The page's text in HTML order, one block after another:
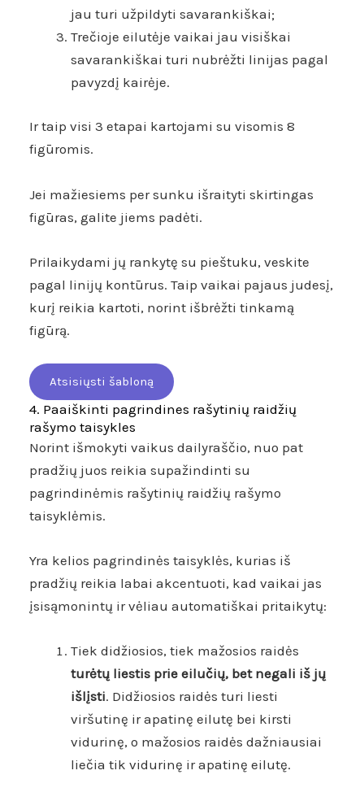
jau turi užpildyti savarankiškai;
Trečioje eilutėje vaikai jau visiškai
savarankiškai turi nubrėžti linijas pagal
pavyzdį kairėje.
Ir taip visi 3 etapai kartojami su visomis 8
figūromis.
Jei mažiesiems per sunku išraityti skirtingas
figūras, galite jiems padėti.
Prilaikydami jų rankytę su pieštuku, veskite
pagal linijų kontūrus. Taip vaikai pajaus judesį,
kurį reikia kartoti, norint išbrėžti tinkamą
figūrą.
Atsisiųsti šabloną
4. Paaiškinti pagrindines rašytinių raidžių
rašymo taisykles
Norint išmokyti vaikus dailyraščio, nuo pat
pradžių juos reikia supažindinti su
pagrindinėmis rašytinių raidžių rašymo
taisyklėmis.
Yra kelios pagrindinės taisyklės, kurias iš
pradžių reikia labai akcentuoti, kad vaikai jas
įsisąmonintų ir vėliau automatiškai pritaikytų:
Tiek didžiosios, tiek mažosios raidės
turėtų liestis prie eilučių, bet negali iš jų
išlįsti. Didžiosios raidės turi liesti
viršutinę ir apatinę eilutę bei kirsti
vidurinę, o mažosios raidės dažniausiai
liečia tik vidurinę ir apatinę eilutę.